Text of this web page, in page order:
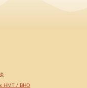
к НМТ / ВНО